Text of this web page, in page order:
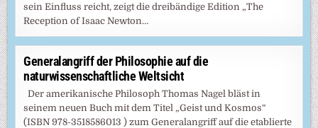
sein Einfluss reicht, zeigt die dreibändige Edition „The
Reception of Isaac Newton…
Generalangriff der Philosophie auf die
naturwissenschaftliche Weltsicht
Der amerikanische Philosoph Thomas Nagel bläst in
seinem neuen Buch mit dem Titel „Geist und Kosmos“
(ISBN 978-3518586013 ) zum Generalangriff auf die etablierte